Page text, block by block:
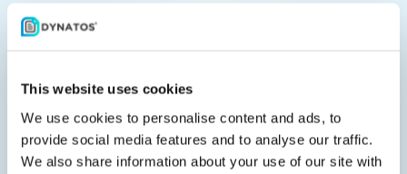
This website uses cookies
We use cookies to personalise content and ads, to
provide social media features and to analyse our traffic.
We also share information about your use of our site with
Die dauerhafte Rolle von OCR
digitalisiert werden, ist Bernier überzeugt, dass OCR
weiterhin seinen Platz hat. „Wir sprechen oft über E-
Rechnungen und strukturierte Formate, aber in der
Praxis arbeiten viele Organisationen immer noch mit